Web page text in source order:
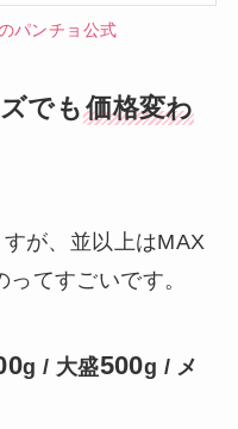
パンチョ公式
でも価格変わ
が、並以上はMAX
ってすごいです。
g / 大盛500g / メ